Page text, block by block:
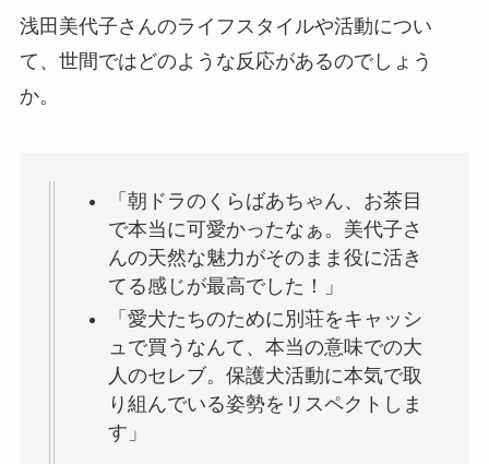
浅田美代子さんのライフスタイルや活動につい
て、世間ではどのような反応があるのでしょう
か。
「朝ドラのくらばあちゃん、お茶目
で本当に可愛かったなぁ。美代子さ
んの天然な魅力がそのまま役に活き
てる感じが最高でした！」
「愛犬たちのために別荘をキャッシ
ュで買うなんて、本当の意味での大
人のセレブ。保護犬活動に本気で取
り組んでいる姿勢をリスペクトしま
す」